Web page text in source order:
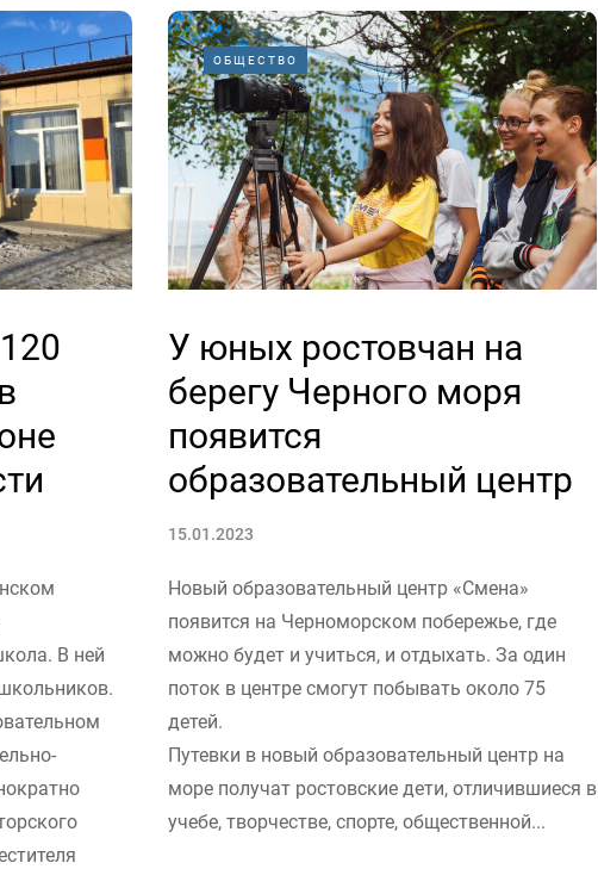
В ней
ОБЩЕСТВО
У юных ростовчан на
берегу Черного моря
появится
образовательный центр
15.01.2023
Новый образовательный центр «Смена»
появится на Черноморском побережье, где
можно будет и учиться, и отдыхать. За один
поток в центре смогут побывать около 75
детей.
Путевки в новый образовательный центр на
море получат ростовские дети, отличившиеся в
учебе, творчестве, спорте, общественной...